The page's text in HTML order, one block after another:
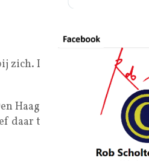
zich. De tragedie van de
waar hij zijn carrière
daar tot 1960.